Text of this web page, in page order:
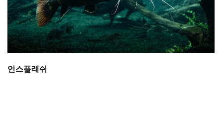
언스플래쉬